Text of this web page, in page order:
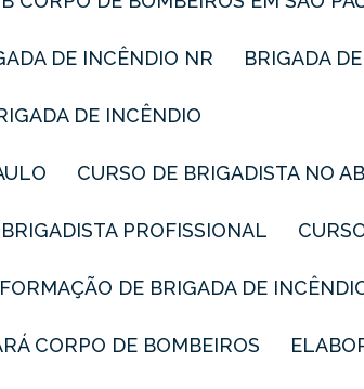
DE INCÊNDIO NR BRIGADA
DE INCÊNDIO
CURSO DE BRIGADISTA NO
BRIGADISTA PROFISSIONAL
FORMAÇÃO DE BRIGADA DE
CORPO DE BOMBEIROS